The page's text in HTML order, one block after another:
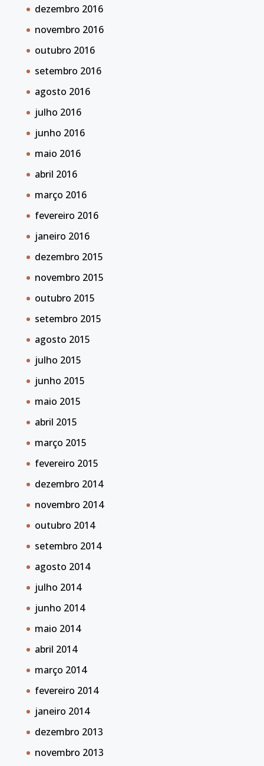
dezembro 2016
novembro 2016
outubro 2016
setembro 2016
agosto 2016
julho 2016
junho 2016
maio 2016
abril 2016
março 2016
fevereiro 2016
janeiro 2016
dezembro 2015
novembro 2015
outubro 2015
setembro 2015
agosto 2015
julho 2015
junho 2015
maio 2015
abril 2015
março 2015
fevereiro 2015
dezembro 2014
novembro 2014
outubro 2014
setembro 2014
agosto 2014
julho 2014
junho 2014
maio 2014
abril 2014
março 2014
fevereiro 2014
janeiro 2014
dezembro 2013
novembro 2013